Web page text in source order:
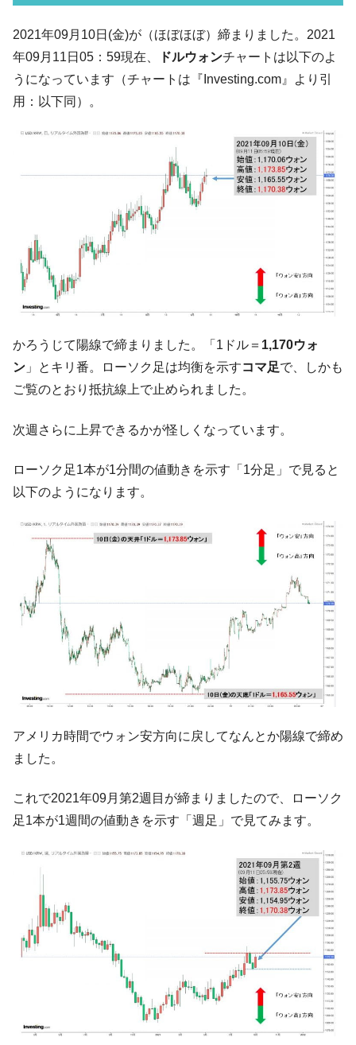
韓国「2026年07月の輸出入」絶好調。半導
体だけで410億ドル、輸出全体の41％もある
や、若者に起業させよう」⇒ どんな雇用対策だソレ。
ル。外平債の発行「19.4億ドル」
韓国「ここは北朝鮮なのか。選管がサーバ
ーにウソのデータを入力したのは明白だ」
韓国･李在明さっそく不動産対策で浅薄な発
『Money1』
韓国は「中国と同じく」投資に不適格な国
だ。
『Money1』
『韓国銀行』が「金の保有量を増やしま
す」⇒「金を経由するドル入手」手段ではないのか？
ル」まで拡大 ⇒ 海外資金の動きに強く左右される状態
『Money1』
韓国･帰ってきた李在明。李在明を支持しな
い「50.5％」に上昇
『Money1』
た ⇒ 国家が行った恐るべき株価操作であり、空前の国政壟
動」
『Money1』
中国だけが鉄鋼輸出を異常増加させる ⇒ 中
国の過剰生産が世界を蝕む。
『Money1』
韓国製造業「半導体絶好調」のウラで他業
種は全般的「不調」⇒ PSIが示す現況は決して良くない。
『Money1』
【米韓激突案件】韓国消費者院が『クーパ
ン』1人当たり賠償10万ウォンを認定 ⇒ 総額3兆7,000億
『Money1』 韓国で猛暑。南東部では干ばつ
韓国型イージス搭載の次世代駆逐艦
「KDDX」1番艦、2032年竣工と公示
『Money1』
【対日本円】ウォン安が急進！ 日米の協調
に韓国がいっちょがみしたのでは。
は韓国で『BYD』車は売れている。6カ月で対前年同期比
1.9倍！
く空港に詰めかけ「出て行け！」「極右勢力」のプラカー
『Money1』
韓国政府「2035年までに18.4GW規模のAIデ
ータセンター整備」⇒ だから無理だってば。
『Money1』
JPモルガン「韓国レバレッジETFの清算は
ほぼ終わった」
韓国『国民年金公団』株価暴落で200兆蒸
『Money1』
韓国政府「ニセＫ-ブランドを通報しようキ
2021年09月10日(金)が（ほぼほぼ）締まりました。2021
年09月11日05：59現在、
ドルウォンチャートは以下のよ
うになっています（チャートは『Investing.com』より引
用：以下同）。
かろうじて陽線で締まりました。「1ドル＝ 1,170ウォ
ン 」とキリ番。ローソク足は均衡を示すコマ足で、しかも
ご覧のとおり抵抗線上で止められました。
次週さらに上昇できるかが怪しくなっています。
ローソク足1本が1分間の値動きを示す「1分足」で見ると
以下のようになります。
アメリカ時間でウォン安方向に戻してなんとか陽線で締め
ました。
これで2021年09月第2週目が締まりましたので、ローソク
足1本が1週間の値動きを示す「週足」で見てみます。